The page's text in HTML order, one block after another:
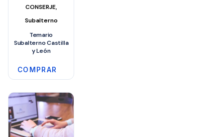
CONSERJE,
Subalterno
Temario
Subalterno Castilla
y León
COMPRAR